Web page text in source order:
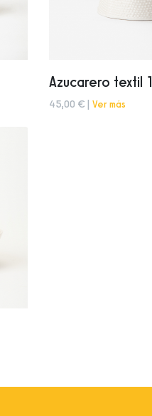
Azucarero textil 1
45,00 € | Ver más